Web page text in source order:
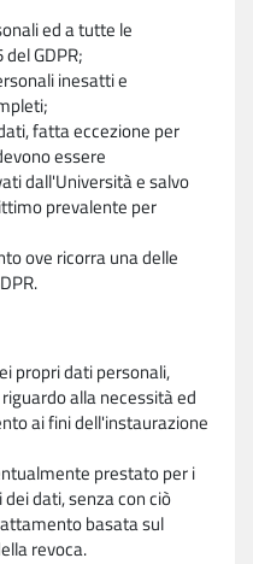
ed a tutte le
GDPR;
inesatti e
fatta eccezione per
essere
dall'Università e salvo
prevalente per
ove ricorra una delle
propri dati personali,
alla necessità ed
ai fini dell'instaurazione
prestato per i
dati, senza con ciò
basata sul
revoca.